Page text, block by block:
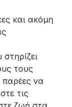
και ακόμη
τους
παρέες να
τις